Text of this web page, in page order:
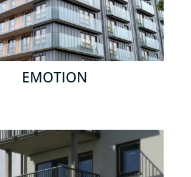
EMOTION